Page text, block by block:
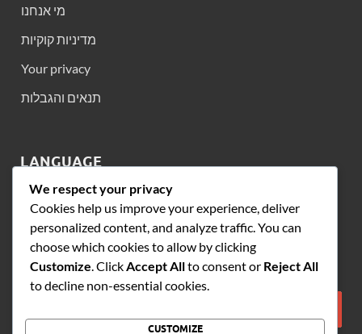
מי אנחנו
מדיניות קוקיות
Your privacy
תנאים והגבלות
LANGUAGE
English ▾
חפש
We respect your privacy
Cookies help us improve your experience, deliver
personalized content, and analyze traffic. You can
choose which cookies to allow by clicking
Customize . Click Accept Allto consent or Reject All
to decline non-essential cookies.
CUSTOMIZE